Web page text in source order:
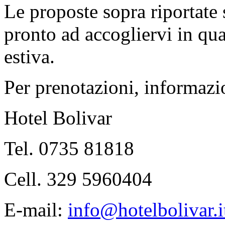
Le proposte sopra
pronto ad accogliervi in
estiva.
Per prenotazioni,
Hotel Bolivar
Tel. 0735 81818
Cell. 329 5960404
E-mail: